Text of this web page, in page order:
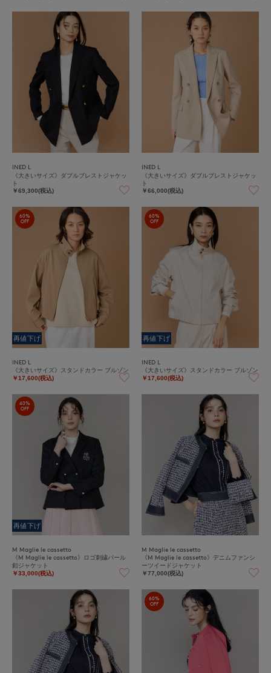
INED L
《大きいサイズ》ダブルブレストジャケッ
ト
￥69,300(税込)
INED L
《大きいサイズ》ダブルブレストジャケッ
ト
￥66,000(税込)
60%
OFF
再値下げ
INED L
《大きいサイズ》スタンドカラー ブルゾン
￥17,600(税込)
60%
OFF
再値下げ
INED L
《大きいサイズ》スタンドカラー ブルゾン
￥17,600(税込)
40%
OFF
再値下げ
M Maglie le cassetto
《M Maglie le cassetto》ロゴ刺繍パール
釦ジャケット
￥33,000(税込)
M Maglie le cassetto
《M Maglie le cassetto》デニムファンシ
ーツイードジャケット
￥77,000(税込)
60%
OFF